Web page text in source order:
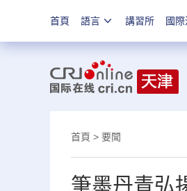
首頁 語言 講習所 國
首頁 > 要聞
筆墨丹青弘